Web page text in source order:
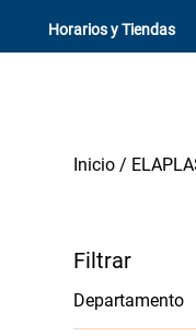
Horarios y Tiendas
Departamento